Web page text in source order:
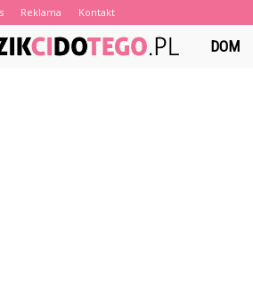
Reklama Kontakt
DOM